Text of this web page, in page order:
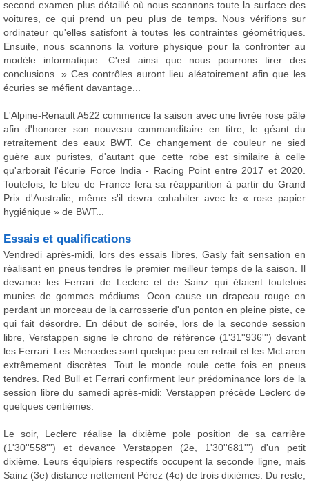
second examen plus détaillé où nous scannons toute la surface des
voitures, ce qui prend un peu plus de temps. Nous vérifions sur
ordinateur qu'elles satisfont à toutes les contraintes géométriques.
Ensuite, nous scannons la voiture physique pour la confronter au
modèle informatique. C'est ainsi que nous pourrons tirer des
conclusions. » Ces contrôles auront lieu aléatoirement afin que les
écuries se méfient davantage...
L'Alpine-Renault A522 commence la saison avec une livrée rose pâle
afin d'honorer son nouveau commanditaire en titre, le géant du
retraitement des eaux BWT. Ce changement de couleur ne sied
guère aux puristes, d'autant que cette robe est similaire à celle
qu'arborait l'écurie Force India - Racing Point entre 2017 et 2020.
Toutefois, le bleu de France fera sa réapparition à partir du Grand
Prix d'Australie, même s'il devra cohabiter avec le « rose papier
hygiénique » de BWT...
Essais et qualifications
Vendredi après-midi, lors des essais libres, Gasly fait sensation en
réalisant en pneus tendres le premier meilleur temps de la saison. Il
devance les Ferrari de Leclerc et de Sainz qui étaient toutefois
munies de gommes médiums. Ocon cause un drapeau rouge en
perdant un morceau de la carrosserie d'un ponton en pleine piste, ce
qui fait désordre. En début de soirée, lors de la seconde session
libre, Verstappen signe le chrono de référence (1'31''936''') devant
les Ferrari. Les Mercedes sont quelque peu en retrait et les McLaren
extrêmement discrètes. Tout le monde roule cette fois en pneus
tendres. Red Bull et Ferrari confirment leur prédominance lors de la
session libre du samedi après-midi: Verstappen précède Leclerc de
quelques centièmes.
Le soir, Leclerc réalise la dixième pole position de sa carrière
(1'30''558''') et devance Verstappen (2e, 1'30''681''') d'un petit
dixième. Leurs équipiers respectifs occupent la seconde ligne, mais
Sainz (3e) distance nettement Pérez (4e) de trois dixièmes. Du reste,